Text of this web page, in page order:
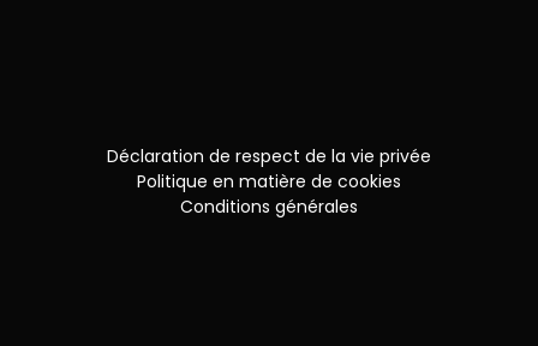
Déclaration de respect de la vie privée
Politique en matière de cookies
Conditions générales